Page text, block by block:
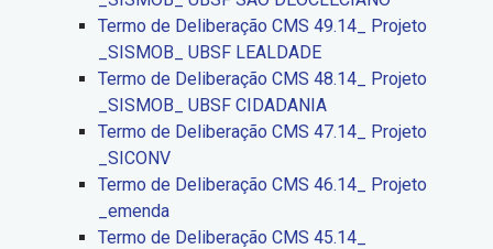
Termo de Deliberação CMS 49.14_ Projeto
_SISMOB_ UBSF LEALDADE
Termo de Deliberação CMS 48.14_ Projeto
_SISMOB_ UBSF CIDADANIA
Termo de Deliberação CMS 47.14_ Projeto
_SICONV
Termo de Deliberação CMS 46.14_ Projeto
_emenda
Termo de Deliberação CMS 45.14_